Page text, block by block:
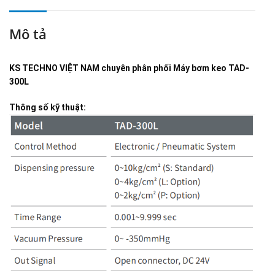
Mô tả
KS TECHNO VIỆT NAM chuyên phân phối Máy bơm keo TAD-
300L
Thông số kỹ thuật: